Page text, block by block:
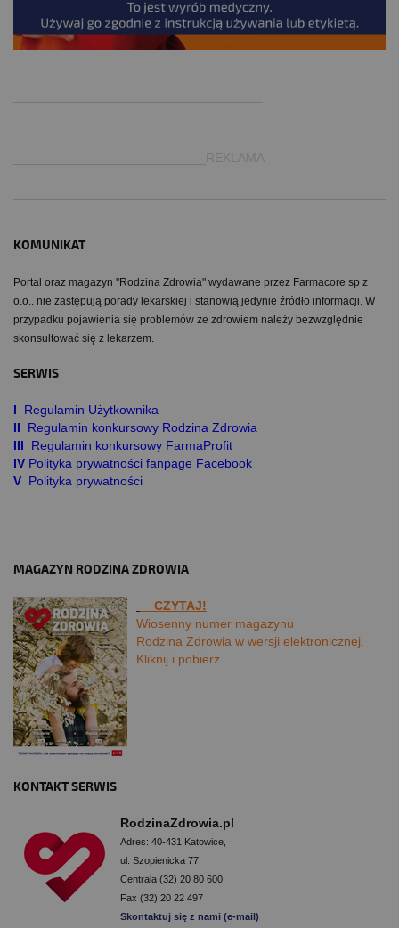
___________________________REKLAMA
KOMUNIKAT
Portal oraz magazyn "Rodzina Zdrowia" wydawane przez Farmacore sp z
o.o.. nie zastępują porady lekarskiej i stanowią jedynie źródło informacji. W
przypadku pojawienia się problemów ze zdrowiem należy bezwzględnie
skonsultować się z lekarzem.
SERWIS
I Regulamin Użytkownika
II
Regulamin konkursowy Rodzina Zdrowia
III
Regulamin konkursowy FarmaProfit
IV Polityka prywatności fanpage Facebook
V Polityka prywatności
MAGAZYN RODZINA ZDROWIA
CZYTAJ!
Wiosenny numer magazynu
Rodzina Zdrowia w wersji elektronicznej.
Kliknij i pobierz.
KONTAKT SERWIS
RodzinaZdrowia.pl
Adres: 40-431 Katowice,
ul. Szopienicka 77
Centrala (32) 20 80 600,
Fax (32) 20 22 497
Skontaktuj się z nami (e-mail)